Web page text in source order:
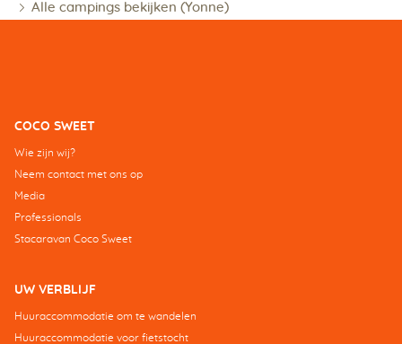
Alle campings bekijken (Yonne)
COCO SWEET
Wie zijn wij?
Neem contact met ons op
Media
Professionals
Stacaravan Coco Sweet
UW VERBLIJF
Huuraccommodatie om te wandelen
Huuraccommodatie voor fietstocht